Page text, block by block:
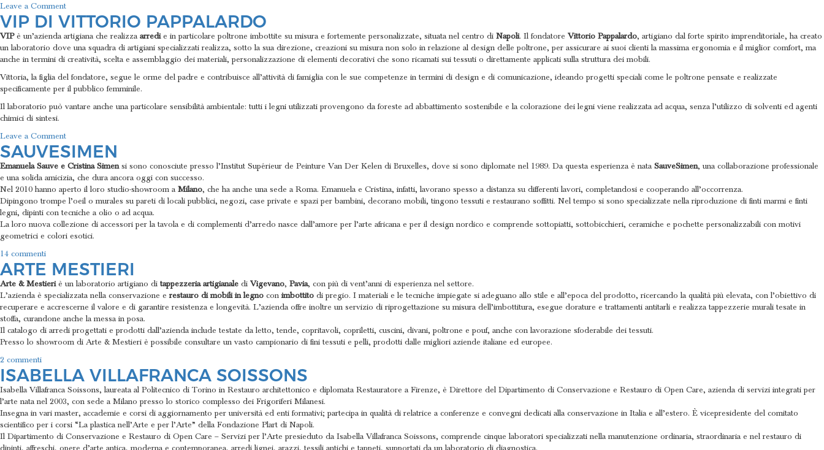
Leave a Commenton
Lanificio
Leo
VIP DI VITTORIO PAPPALARDO
VIPè un’azienda artigiana che realizzaarredie in particolare poltrone imbottite su misura e fortemente personalizzate, situata nel centro di Napoli. Il fondatore Vittorio Pappalardo, artigiano dal forte spirito imprenditoriale, ha creato
un laboratorio dove una squadra di artigiani specializzati realizza, sotto la sua direzione, creazioni su misura non solo in relazione al design delle poltrone, per assicurare ai suoi clienti la massima ergonomia e il miglior comfort, ma
anche in termini di creatività, scelta e assemblaggio dei materiali, personalizzazione di elementi decorativi che sono ricamati sui tessuti o direttamente applicati sulla struttura dei mobili.
Vittoria, la figlia del fondatore, segue le orme del padre e contribuisce all’attività di famiglia con le sue competenze in termini di design e di comunicazione, ideando progetti speciali come le poltrone pensate e realizzate
specificamente per il pubblico femminile.
Il laboratorio può vantare anche una particolare sensibilità ambientale: tutti i legni utilizzati provengono da foreste ad abbattimento sostenibile e la colorazione dei legni viene realizzata ad acqua, senza l’utilizzo di solventi ed agenti
chimici di sintesi.
Leave a Commenton
VIP
di
Vittorio
Pappalardo
SAUVESIMEN
Emanuela Sauve e Cristina Simensi sono conosciute presso l’Institut Supérieur de Peinture Van Der Kelen di Bruxelles, dove si sono diplomate nel 1989. Da questa esperienza è nataSauveSimen, una collaborazione professionale
e una solida amicizia, che dura ancora oggi con successo.
Nel 2010 hanno aperto il loro studio-showroom aMilano, che ha anche una sede a Roma. Emanuela e Cristina, infatti, lavorano spesso a distanza su differenti lavori, completandosi e cooperando all’occorrenza.
Dipingono trompe l’oeil o murales su pareti di locali pubblici, negozi, case private e spazi per bambini, decorano mobili, tingono tessuti e restaurano soffitti. Nel tempo si sono specializzate nella riproduzione di finti marmi e finti
legni, dipinti con tecniche a olio o ad acqua.
La loro nuova collezione di accessori per la tavola e di complementi d’arredo nasce dall’amore per l’arte africana e per il design nordico e comprende sottopiatti, sottobicchieri, ceramiche e pochette personalizzabili con motivi
geometrici e colori esotici.
14 commentisu
SauveSimen
ARTE MESTIERI
Arte & Mestieriè un laboratorio artigiano di tappezzeria artigianale di Vigevano, Pavia, con più di vent’anni di esperienza nel settore.
L’azienda è specializzata nella conservazione e restauro di mobili in legno conimbottito di pregio. I materiali e le tecniche impiegate si adeguano allo stile e all’epoca del prodotto, ricercando la qualità più elevata, con l’obiettivo di
recuperare e accrescerne il valore e di garantire resistenza e longevità. L’azienda offre inoltre un servizio di riprogettazione su misura dell’imbottitura, esegue dorature e trattamenti antitarli e realizza tappezzerie murali tesate in
stoffa, curandone anche la messa in posa.
Il catalogo di arredi progettati e prodotti dall’azienda include testate da letto, tende, copritavoli, copriletti, cuscini, divani, poltrone e pouf, anche con lavorazione sfoderabile dei tessuti.
Presso lo showroom di Arte & Mestieri è possibile consultare un vasto campionario di fini tessuti e pelli, prodotti dalle migliori aziende italiane ed europee.
2 commentisu
Arte
Mestieri
ISABELLA VILLAFRANCA SOISSONS
Isabella Villafranca Soissons, laureata al Politecnico di Torino in Restauro architettonico e diplomata Restauratore a Firenze, è Direttore del Dipartimento di Conservazione e Restauro di Open Care, azienda di servizi integrati per
l’arte nata nel 2003, con sede a Milano presso lo storico complesso dei Frigoriferi Milanesi.
Insegna in vari master, accademie e corsi di aggiornamento per università ed enti formativi; partecipa in qualità di relatrice a conferenze e convegni dedicati alla conservazione in Italia e all’estero. È vicepresidente del comitato
scientifico per i corsi “La plastica nell’Arte e per l’Arte” della Fondazione Plart di Napoli.
Il Dipartimento di Conservazione e Restauro di Open Care – Servizi per l’Arte presieduto da Isabella Villafranca Soissons, comprende cinque laboratori specializzati nella manutenzione ordinaria, straordinaria e nel restauro di